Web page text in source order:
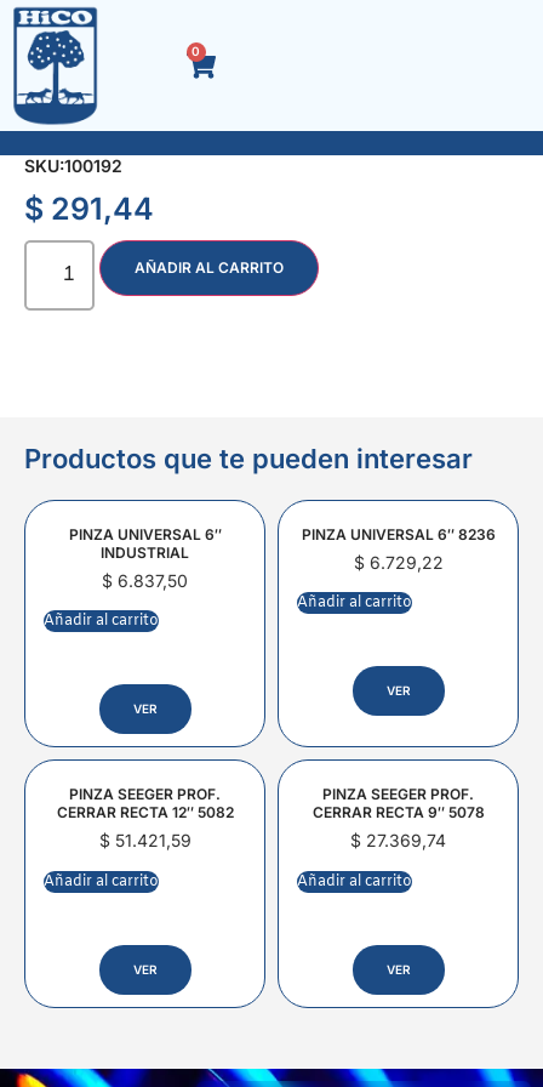
0
ACC. NEGRO TEE ENCHUFE R-H 1/2″
SKU:100192
$ 291,44
AÑADIR AL CARRITO
Productos que te pueden interesar
PINZA UNIVERSAL 6″
INDUSTRIAL
$ 6.837,50
Añadir al carrito
VER
PINZA UNIVERSAL 6″ 8236
$6.729,22
Añadir al carrito
VER
PINZA SEEGER PROF.
CERRAR RECTA 12″ 5082
$51.421,59
Añadir al carrito
VER
PINZA SEEGER PROF.
CERRAR RECTA 9″ 5078
$ 27.369,74
Añadir al carrito
VER